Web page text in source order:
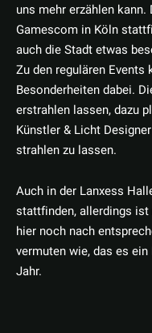
uns mehr erzählen
Gamescom in Köln
auch die Stadt etwas
Zu den regulären
Besonderheiten dabei.
erstrahlen lassen, dazu
Künstler & Licht
strahlen zu lassen.
Auch in der Lanxess
stattfinden, allerdings
hier noch nach
vermuten wie, das es
Jahr.